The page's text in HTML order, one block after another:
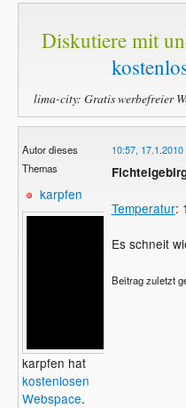
Diskutiere mit
lima-city: Gratis werbefreier
Autor dieses
Themas
karpfen
karpfen hat
kostenlosen
Webspace.
10:57, 17.1.2010
Temperatur: 1
Es schneit
Beitrag zuletzt